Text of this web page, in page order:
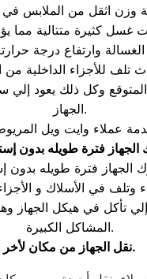
غسل كثيرة متتالية مما
وارتفاع درجة
تلف للأجزاء الداخلية
وكل ذلك يعود إلي
الجهاز.
عملاء وايت ويل
الجهاز فترة طويله بدون
الجهاز فترة طويله بدون
تأكل في هيكل الجهاز
المشاكل الكبيرة.
نقل الجهاز من مكان لأخر.